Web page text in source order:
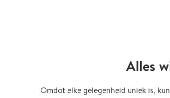
Alles
Omdat elke gelegenheid uniek is,